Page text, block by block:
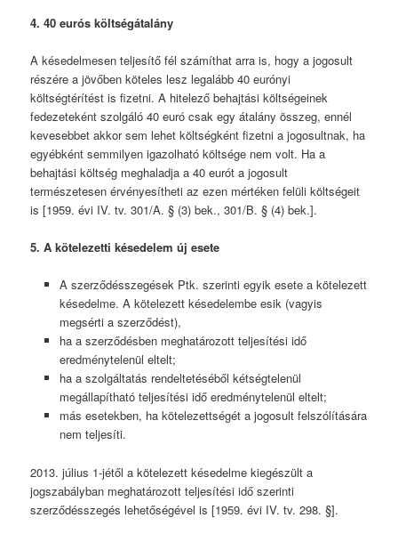
4. 40 eurós költségátalány
A késedelmesen teljesítő fél számíthat arra is, hogy a jogosult
részére a jövőben köteles lesz legalább 40 eurónyi
költségtérítést is fizetni. A hitelező behajtási költségeinek
fedezeteként szolgáló 40 euró csak egy átalány összeg, ennél
kevesebbet akkor sem lehet költségként fizetni a jogosultnak, ha
egyébként semmilyen igazolható költsége nem volt. Ha a
behajtási költség meghaladja a 40 eurót a jogosult
természetesen érvényesítheti az ezen mértéken felüli költségeit
is [1959. évi IV. tv. 301/A. § (3) bek., 301/B. § (4) bek.].
5. A kötelezetti késedelem új esete
A szerződésszegések Ptk. szerinti egyik esete a kötelezett
késedelme. A kötelezett késedelembe esik (vagyis
megsérti a szerződést),
ha a szerződésben meghatározott teljesítési idő
eredménytelenül eltelt;
ha a szolgáltatás rendeltetéséből kétségtelenül
megállapítható teljesítési idő eredménytelenül eltelt;
más esetekben, ha kötelezettségét a jogosult felszólítására
nem teljesíti.
2013. július 1-jétől a kötelezett késedelme kiegészült a
jogszabályban meghatározott teljesítési idő szerinti
szerződésszegés lehetőségével is [1959. évi IV. tv. 298. §].